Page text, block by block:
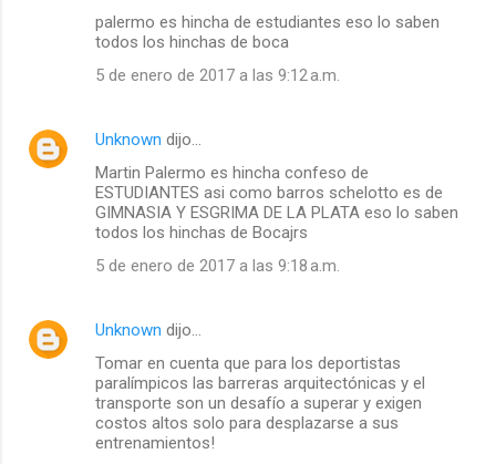
palermo es hincha de estudiantes eso lo saben
todos los hinchas de boca
5 de enero de 2017 a las 9:12 a.m.
Unknown dijo…
Martin Palermo es hincha confeso de
ESTUDIANTES asi como barros schelotto es de
GIMNASIA Y ESGRIMA DE LA PLATA eso lo saben
todos los hinchas de Bocajrs
5 de enero de 2017 a las 9:18 a.m.
Unknown dijo…
Tomar en cuenta que para los deportistas
paralímpicos las barreras arquitectónicas y el
transporte son un desafío a superar y exigen
costos altos solo para desplazarse a sus
entrenamientos!